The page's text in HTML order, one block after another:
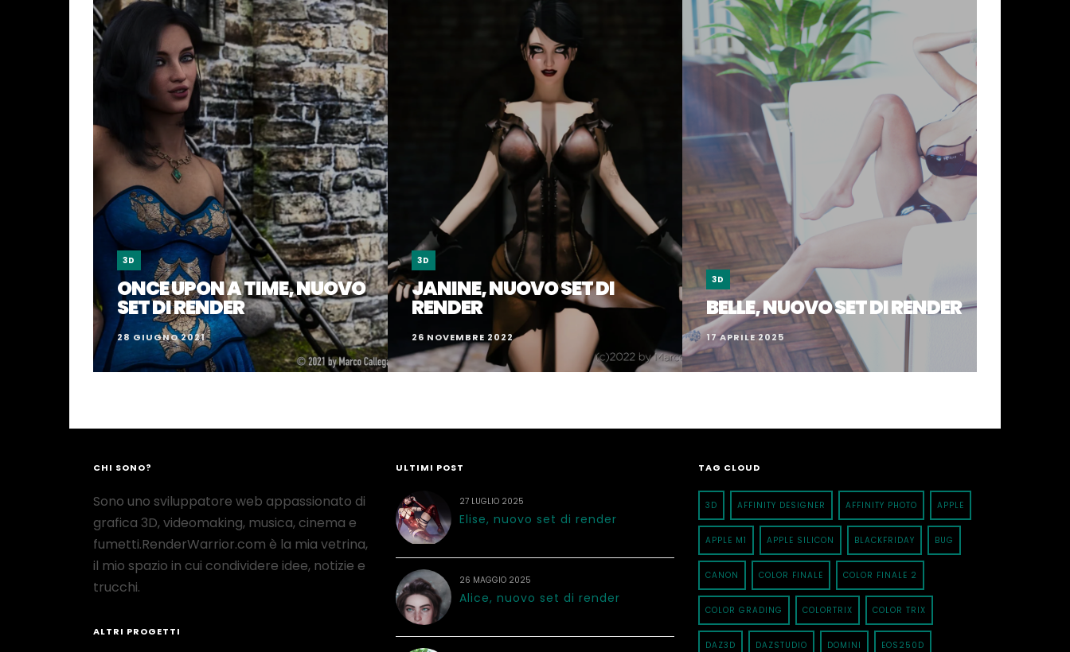
3D
ONCE UPON A TIME, NUOVO
SET DI RENDER
28 GIUGNO 2021
3D
JANINE, NUOVO SET DI
RENDER
26 NOVEMBRE 2022
3D
BELLE, NUOVO SET DI RENDER
17 APRILE 2025
CHI SONO?
Sono uno sviluppatore web appassionato di
grafica 3D, videomaking, musica, cinema e
fumetti.RenderWarrior.com è la mia vetrina,
il mio spazio in cui condividere idee, notizie e
trucchi.
ALTRI PROGETTI
ULTIMI POST
27 LUGLIO 2025
Elise, nuovo set di render
26 MAGGIO 2025
Alice, nuovo set di render
TAG CLOUD
3D AFFINITY DESIGNER AFFINITY PHOTO APPLE
APPLE M1 APPLE SILICON BLACKFRIDAY BUG
CANON COLOR FINALE COLOR FINALE 2
COLOR GRADING COLORTRIX COLOR TRIX
DAZ3D DAZSTUDIO DOMINI EOS250D